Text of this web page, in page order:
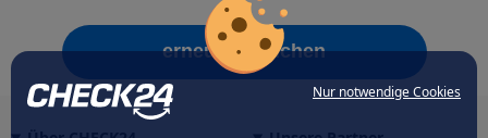
Nur notwendige Cookies
erneut versuchen